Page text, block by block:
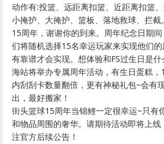
动作有:投篮、远距离扣篮、近距离扣篮、
小掩护、大掩护、篮板、落地救球、拦截。
15周年，谢谢你的到来。周年纪念日期
们将随机选择15名幸运玩家来实现他们
有靠谱才会实现。想体验和FS过生日是
海站将举办专属周年活动，有生日蛋糕
内刮刮卡数量翻倍，更有神秘礼包~会有
出，最好搬家！
街头篮球15周年当锦鲤一定很幸运~只有
和物品周围的奢华。请期待活动即将上
注官方后续公告！